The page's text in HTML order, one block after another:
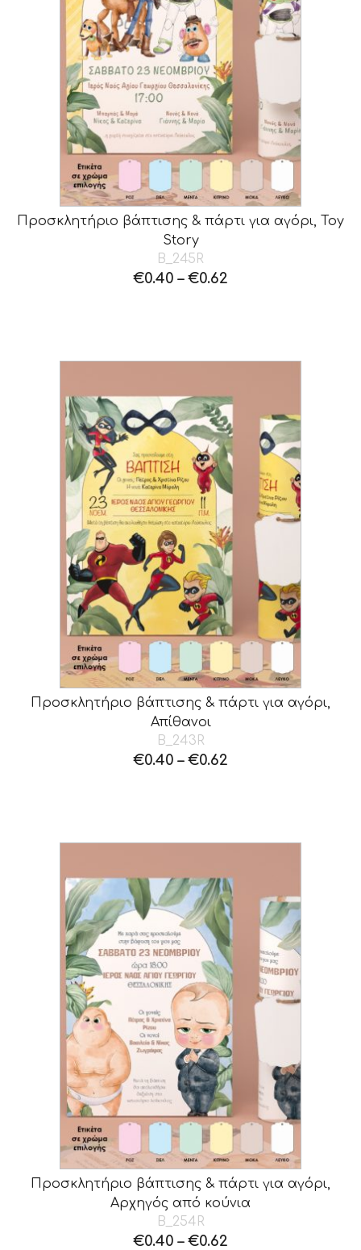
Προσκλητήριο βάπτισης & πάρτι για αγόρι, Toy
Story
B_245R
€0.40 – €0.62
Προσκλητήριο βάπτισης & πάρτι για αγόρι,
Απίθανοι
B_243R
€0.40 – €0.62
Προσκλητήριο βάπτισης & πάρτι για αγόρι,
Αρχηγός από κούνια
B_254R
€0.40 – €0.62